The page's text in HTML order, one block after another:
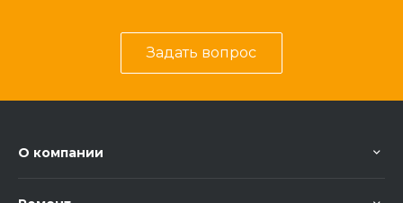
Задать вопрос
О компании